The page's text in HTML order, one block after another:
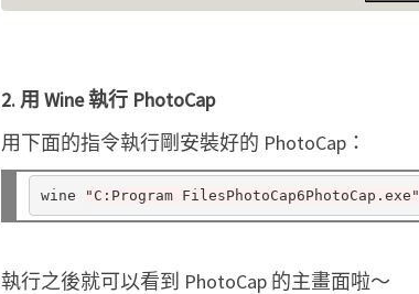
2. 用 Wine 執行 PhotoCap
用下面的指令執行剛安裝好的 PhotoCap：
wine "C:Program FilesPhotoCap6PhotoCap.exe"
執行之後就可以看到 PhotoCap 的主畫面啦～